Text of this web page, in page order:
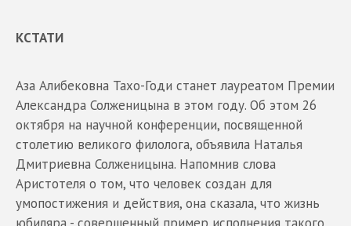
КСТАТИ
Аза Алибековна Тахо-Годи станет лауреатом Премии
Александра Солженицына в этом году. Об этом 26
октября на научной конференции, посвященной
столетию великого филолога, объявила Наталья
Дмитриевна Солженицына. Напомнив слова
Аристотеля о том, что человек создан для
умопостижения и действия, она сказала, что жизнь